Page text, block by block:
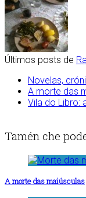
Últimos posts de
Novelas,
A morte das
Vila do Libro:
Tamén che
A morte das maiúsculas